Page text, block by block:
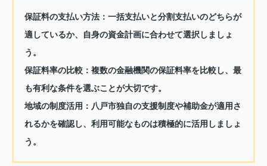
保証料の支払い方法： 一括支払いと分割支払いのどちらが
適しているか、自身の資金計画に合わせて選択しましょ
う。
保証料率の比較： 複数の金融機関の保証料率を比較し、最
も有利な条件を選ぶことが大切です。
地域の制度活用： 八戸市独自の支援制度や補助金が適用さ
れるかを確認し、利用可能なものは積極的に活用しましょ
う。